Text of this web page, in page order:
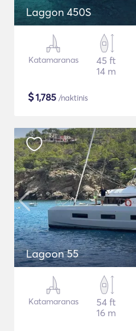
Laggon 450S
Katamaranas
45 ft
14 m
$1,785 /naktinis
Lagoon 55
Katamaranas
54 ft
16 m